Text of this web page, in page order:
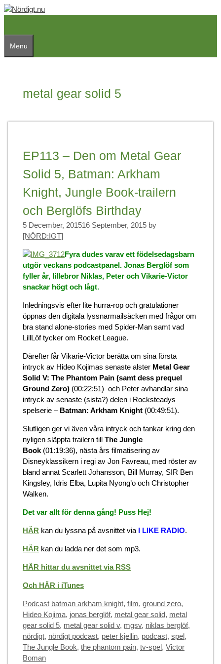
Skip
Menu
metal gear solid 5
EP113 – Den om Metal Gear
Solid 5, Batman: Arkham
Knight, Jungle Book-trailern
och Berglöfs Birthday
5 December, 201516 September, 2015 by
[NÖRD:IGT]
Fyra dudes varav ett födelsedagsbarn
utgör veckans podcastpanel. Jonas Berglöf som
fyller år, lillebror Niklas, Peter och Vikarie-Victor
snackar högt och lågt.
Inledningsvis efter lite hurra-rop och gratulationer
öppnas den digitala lyssnarmailsäcken med frågor om
bra stand alone-stories med Spider-Man samt vad
LillLöf tycker om Rocket League.
Därefter får Vikarie-Victor berätta om sina första
intryck av Hideo Kojimas senaste alster Metal Gear
Solid V: The Phantom Pain (samt dess prequel
Ground Zero) (00:22:51) och Peter avhandlar sina
intryck av senaste (sista?) delen i Rocksteadys
spelserie – Batman: Arkham Knight (00:49:51).
Slutligen ger vi även våra intryck och tankar kring den
nyligen släppta trailern till The Jungle
Book (01:19:36), nästa års filmatisering av
Disneyklassikern i regi av Jon Favreau, med röster av
bland annat Scarlett Johansson, Bill Murray, SIR Ben
Kingsley, Idris Elba, Lupita Nyong’o och Christopher
Walken.
Det var allt för denna gång! Puss Hej!
HÄR kan du lyssna på avsnittet via I LIKE RADIO.
HÄR kan du ladda ner det som mp3.
HÄR hittar du avsnittet via RSS
Och HÄR i iTunes
Categories
Podcast Tags
batman arkham knight, film, ground zero,
Hideo Kojima, jonas berglöf, metal gear solid, metal
gear solid 5, metal gear solid v, mgsv, niklas berglöf,
nördigt, nördigt podcast, peter kjellin, podcast, spel,
The Jungle Book, the phantom pain, tv-spel, Victor
Boman